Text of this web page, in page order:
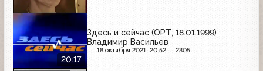
20:17
Здесь и сейчас (ОРТ, 18.01.1999)
Владимир Васильев
18 октября 2021, 20:52 2305